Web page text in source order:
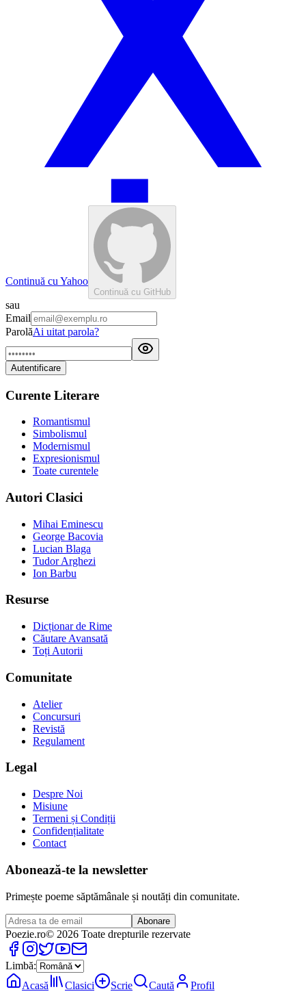
Continuă cu Yahoo
Continuă cu GitHub
sau
Email
ParolăAi uitat parola?
Autentificare
Curente Literare
Romantismul
Simbolismul
Modernismul
Expresionismul
Toate curentele
Autori Clasici
Mihai Eminescu
George Bacovia
Lucian Blaga
Tudor Arghezi
Ion Barbu
Resurse
Dicționar de Rime
Căutare Avansată
Toți Autorii
Comunitate
Atelier
Concursuri
Revistă
Regulament
Legal
Despre Noi
Misiune
Termeni și Condiții
Confidențialitate
Contact
Abonează-te la newsletter
Primește poeme săptămânale și noutăți din comunitate.
Abonare
Poezie.ro© 2026 Toate drepturile rezervate
Limbă:
Acasă
Clasici Scrie Caută Profil